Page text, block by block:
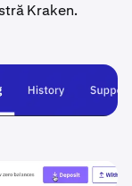
Kraken.